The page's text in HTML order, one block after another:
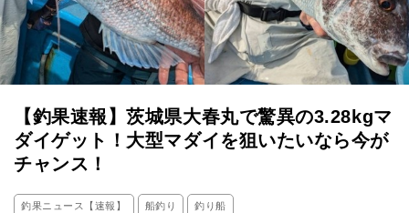
【釣果速報】茨城県大春丸で驚異の3.28kgマ
ダイゲット！大型マダイを狙いたいなら今が
チャンス！
釣果ニュース【速報】 船釣り 釣り船